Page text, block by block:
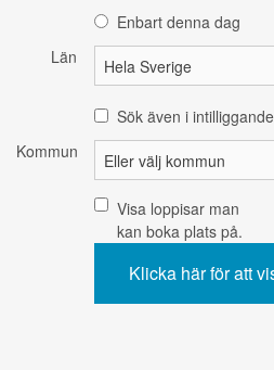
Enbart denna dag
Län
Sök även i
Kommun
Visa loppisar man
kan boka plats på.